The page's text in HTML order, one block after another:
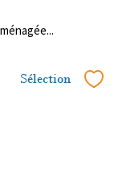
Sélection